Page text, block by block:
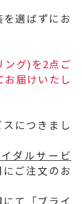
選ばずにお
ング)を2点ご
届けいたし
につきまし
ダルサービ
ご注文のお
て「ブライ